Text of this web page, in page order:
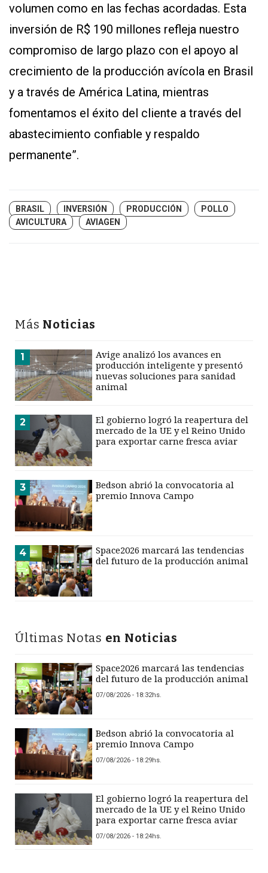
volumen como en las fechas acordadas. Esta
inversión de R$ 190 millones refleja nuestro
compromiso de largo plazo con el apoyo al
crecimiento de la producción avícola en Brasil
y a través de América Latina, mientras
fomentamos el éxito del cliente a través del
abastecimiento confiable y respaldo
permanente”.
BRASIL INVERSIÓN PRODUCCIÓN
POLLO
AVICULTURA
AVIAGEN
Más Noticias
1
Avige analizó los avances en
producción inteligente y presentó
nuevas soluciones para sanidad
animal
2
El gobierno logró la reapertura del
mercado de la UE y el Reino Unido
para exportar carne fresca aviar
3
Bedson abrió la convocatoria al
premio Innova Campo
4
Space2026 marcará las tendencias
del futuro de la producción animal
Últimas Notas en Noticias
Space2026 marcará las tendencias
del futuro de la producción animal
07/08/2026 - 18:32hs.
Bedson abrió la convocatoria al
premio Innova Campo
07/08/2026 - 18:29hs.
El gobierno logró la reapertura del
mercado de la UE y el Reino Unido
para exportar carne fresca aviar
07/08/2026 - 18:24hs.